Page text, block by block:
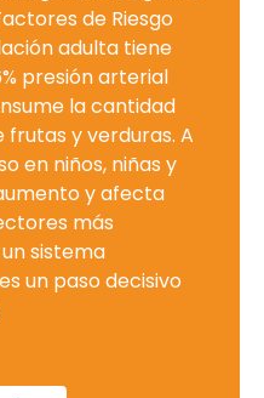
de Riesgo
adulta tiene
presión arterial
la cantidad
y verduras. A
en niños, niñas y
y afecta
más
sistema
un paso decisivo